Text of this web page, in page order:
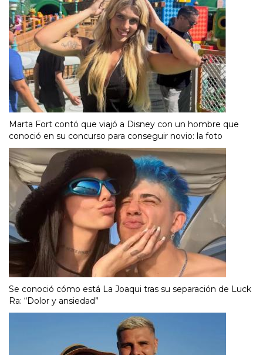
Marta Fort contó que viajó a Disney con un hombre que
conoció en su concurso para conseguir novio: la foto
Se conoció cómo está La Joaqui tras su separación de Luck
Ra: “Dolor y ansiedad”